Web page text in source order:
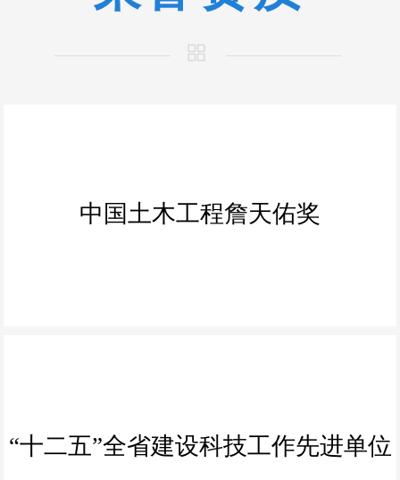
“十二五”全省建设科技工作先进单位
中国土木工程詹天佑奖